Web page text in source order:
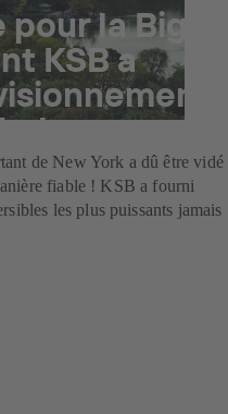
pour la Big
KSB a
de New York a dû être vidé
fiable ! KSB a fourni
les plus puissants jamais